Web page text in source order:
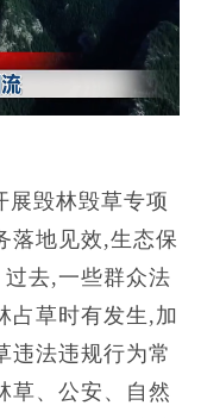
展毁林毁草专项
落地见效,生态保
去,一些群众法
占草时有发生,加
违法违规行为常
草、公安、自然